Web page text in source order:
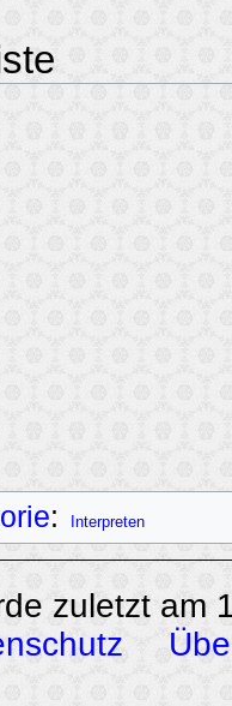
: Interpreten
zuletzt am